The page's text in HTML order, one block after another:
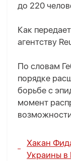
до 220
Как передает
агентству
По словам
порядке
борьбе с
момент
Хакан
Украины в